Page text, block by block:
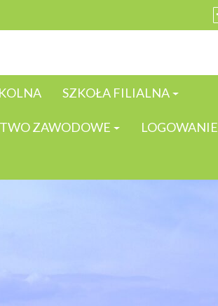
SZKOŁA FILIALNA
ZAWODOWE LOGOWANIE